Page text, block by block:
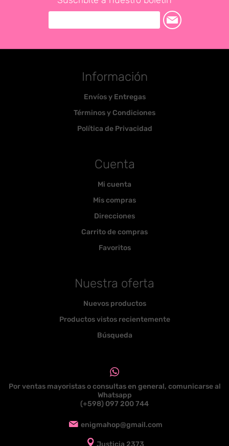
Información
Envíos y Entregas
Términos y Condiciones
Política de Privacidad
Cuenta
Mi cuenta
Mis compras
Direcciones
Carrito de compras
Favoritos
Nuestra oferta
Nuevos productos
Productos vistos recientemente
Búsqueda
Por ventas mayoristas o consultas en general, comunicarse al
Whatsapp
(+598) 097 200 744
enigmahop@gmail.com
Justicia 2373